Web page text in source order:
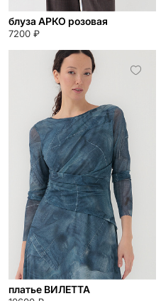
блуза АРКО розовая
7200 ₽
платье ВИЛЕТТА